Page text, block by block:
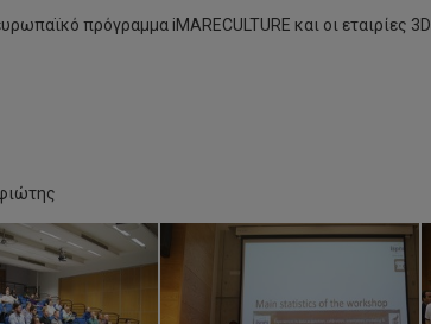
πρόγραμμα iMARECULTURE και οι εταιρίες